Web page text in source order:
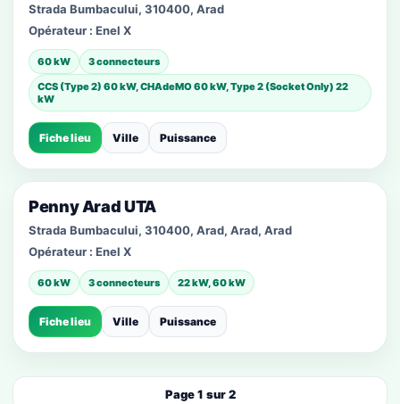
Strada Bumbacului, 310400, Arad
Opérateur : Enel X
60 kW
3 connecteurs
CCS (Type 2) 60 kW, CHAdeMO 60 kW, Type 2 (Socket Only) 22
kW
Fiche lieu Ville Puissance
Penny Arad UTA
Strada Bumbacului, 310400, Arad, Arad, Arad
Opérateur : Enel X
60 kW 3 connecteurs 22 kW, 60 kW
Fiche lieu Ville Puissance
Page 1 sur 2